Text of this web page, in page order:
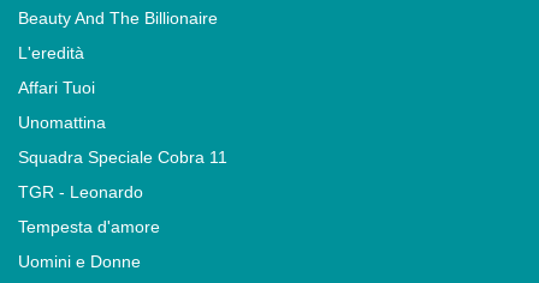
Beauty And The Billionaire
L'eredità
Affari Tuoi
Unomattina
Squadra Speciale Cobra 11
TGR - Leonardo
Tempesta d'amore
Uomini e Donne